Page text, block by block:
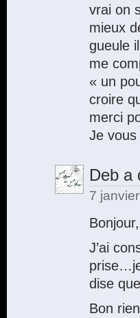
vrai on
mieux
gueule
me
« un
croire
merci
Je vous
Deb a
7
Bonjour,
J’ai
dise
Bon